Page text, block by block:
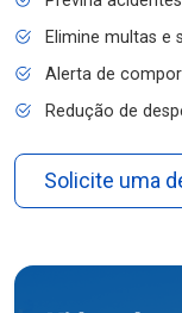
Elimine multas e
Alerta de
Redução de
Solicite uma